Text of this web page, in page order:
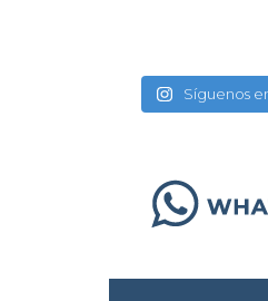
Síguenos